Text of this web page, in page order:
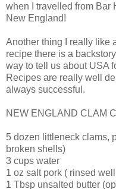
when I travelled from Bar
New England!
Another thing I really like
recipe there is a
way to tell us about USA
Recipes are really well
always successful.
NEW ENGLAND CLAM
5 dozen littleneck clams,
broken shells)
3 cups water
1 oz salt pork ( rinsed
1 Tbsp unsalted butter